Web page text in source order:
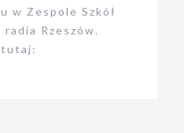
w Zespole Szkół
Rzeszów.
tutaj: